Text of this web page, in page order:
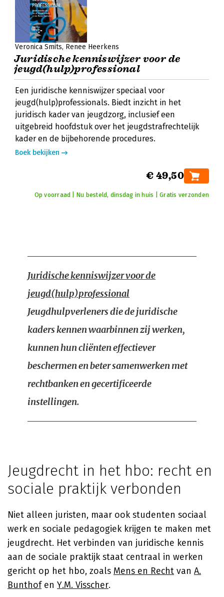
Veronica Smits Renee Heerkens
Juridische kenniswijzer voor de
jeugd(hulp)professional
Een juridische kenniswijzer speciaal voor
jeugd(hulp)professionals. Biedt inzicht in het
juridisch kader van jeugdzorg, inclusief een
uitgebreid hoofdstuk over het jeugdstrafrechtelijk
kader en de bijbehorende procedures.
Boek bekijken
€ 49,50
Op voorraad | Nu besteld, dinsdag in huis | Gratis verzonden
Juridische kenniswijzer voor de
jeugd(hulp)professional
Jeugdhulpverleners die de juridische
kaders kennen waarbinnen zij werken,
kunnen hun cliënten effectiever
beschermen en beter samenwerken met
rechtbanken en gecertificeerde
instellingen.
Jeugdrecht in het hbo: recht en
sociale praktijk verbonden
Niet alleen juristen, maar ook studenten sociaal
werk en sociale pedagogiek krijgen te maken met
jeugdrecht. Het verbinden van juridische kennis
aan de sociale praktijk staat centraal in werken
gericht op het hbo, zoals Mens en Recht van A.
Bunthofen Y.M. Visscher.